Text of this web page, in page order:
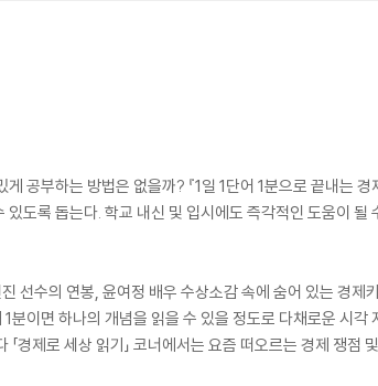
부하는 방법은 없을까? 『1일 1단어 1분으로 끝내는 경
도록 돕는다. 학교 내신 및 입시에도 즉각적인 도움이 될
선수의 연봉, 윤여정 배우 수상소감 속에 숨어 있는 경제
이면 하나의 개념을 읽을 수 있을 정도로 다채로운 시각
경제로 세상 읽기」 코너에서는 요즘 떠오르는 경제 쟁점